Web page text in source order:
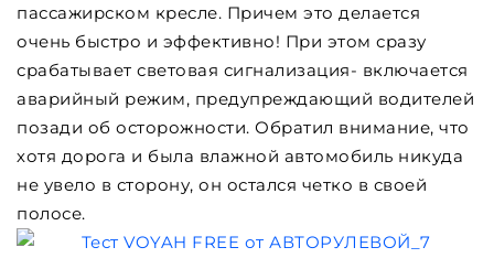
пассажирском кресле. Причем это делается
очень быстро и эффективно! При этом сразу
срабатывает световая сигнализация- включается
аварийный режим, предупреждающий водителей
позади об осторожности. Обратил внимание, что
хотя дорога и была влажной автомобиль никуда
не увело в сторону, он остался четко в своей
полосе.